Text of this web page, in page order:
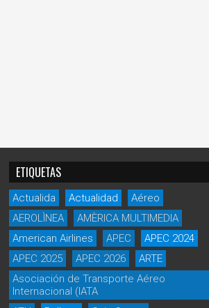
ETIQUETAS
Actualida Actualidad
Aéreo
AEROLÌNEA
AMÈRICA MULTIMEDIA
American Airlines
APEC
APEC 2024
APEC 2025
APEC 2026
ARTE
Asociación de Transporte Aéreo
Internacional (IATA